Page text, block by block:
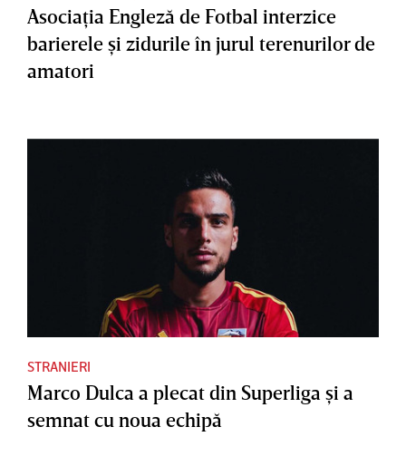
Asociaţia Engleză de Fotbal interzice
barierele şi zidurile în jurul terenurilor de
amatori
STRANIERI
Marco Dulca a plecat din Superliga şi a
semnat cu noua echipă